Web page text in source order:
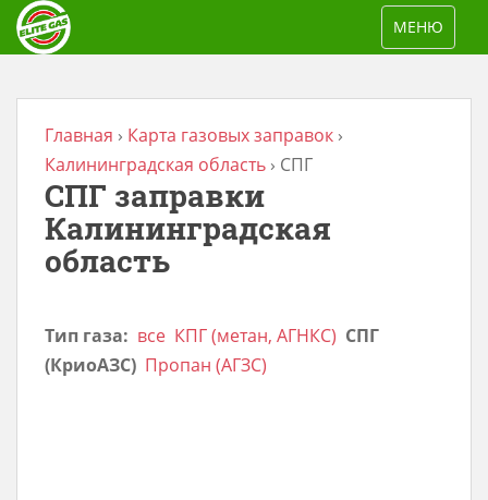
TOGGLE
МЕНЮ
Главная › Карта газовых заправок ›
Калининградская область › СПГ
СПГ заправки
Калининградская
область
Тип газа: все КПГ (метан, АГНКС) СПГ
(КриоАЗС) Пропан (АГЗС)